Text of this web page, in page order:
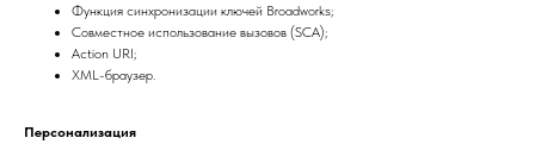
Функция синхронизации ключей Broadworks;
Совместное использование вызовов (SCA);
Action URI;
XML-браузер.
Персонализация